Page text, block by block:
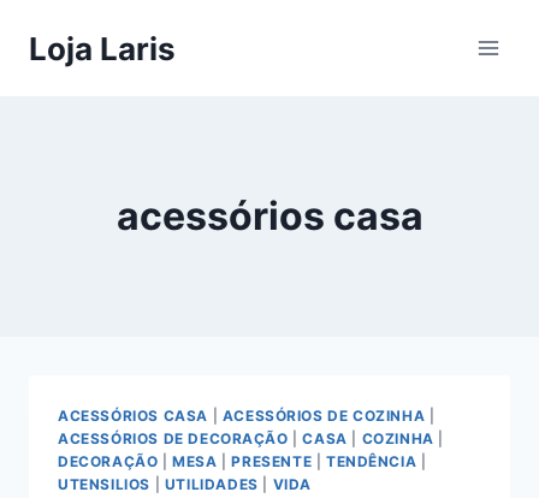
Loja Laris
acessórios casa
ACESSÓRIOS CASA ACESSÓRIOS DE COZINHA
ACESSÓRIOS DE DECORAÇÃO |CASA COZINHA
DECORAÇÃO |MESA |PRESENTE TENDÊNCIA
UTENSILIOS
UTILIDADES VIDA